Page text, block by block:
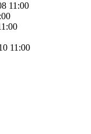
11:00
11:00